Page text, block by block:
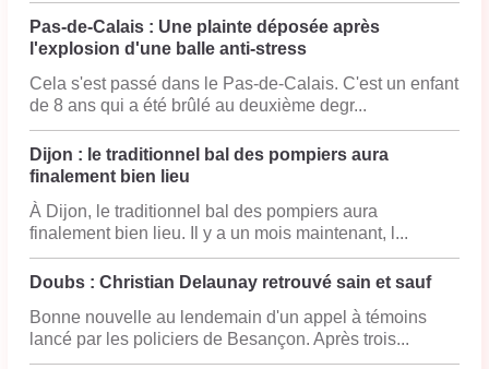
Pas-de-Calais : Une plainte déposée après
l'explosion d'une balle anti-stress
Cela s'est passé dans le Pas-de-Calais. C'est un enfant
de 8 ans qui a été brûlé au deuxième degr...
Dijon : le traditionnel bal des pompiers aura
finalement bien lieu
À Dijon, le traditionnel bal des pompiers aura
finalement bien lieu. Il y a un mois maintenant, l...
Doubs : Christian Delaunay retrouvé sain et sauf
Bonne nouvelle au lendemain d'un appel à témoins
lancé par les policiers de Besançon. Après trois...